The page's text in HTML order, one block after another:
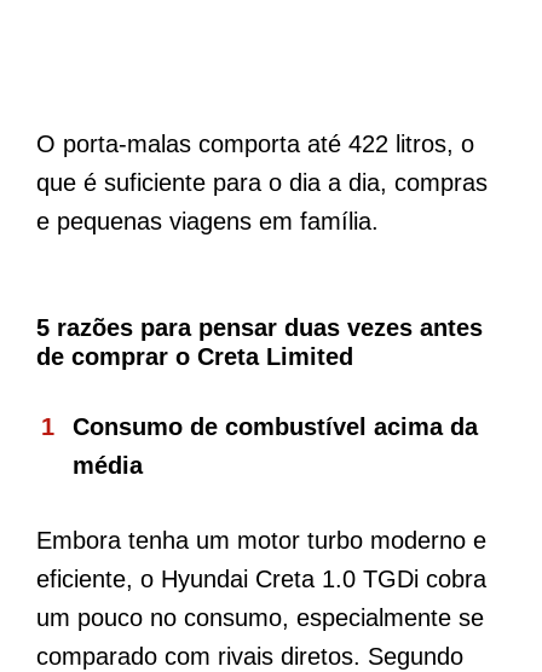
O porta-malas comporta até 422 litros, o
que é suficiente para o dia a dia, compras
e pequenas viagens em família.
5 razões para pensar duas vezes antes
de comprar o Creta Limited
Consumo de combustível acima da
média
Embora tenha um motor turbo moderno e
eficiente, o Hyundai Creta 1.0 TGDi cobra
um pouco no consumo, especialmente se
comparado com rivais diretos. Segundo